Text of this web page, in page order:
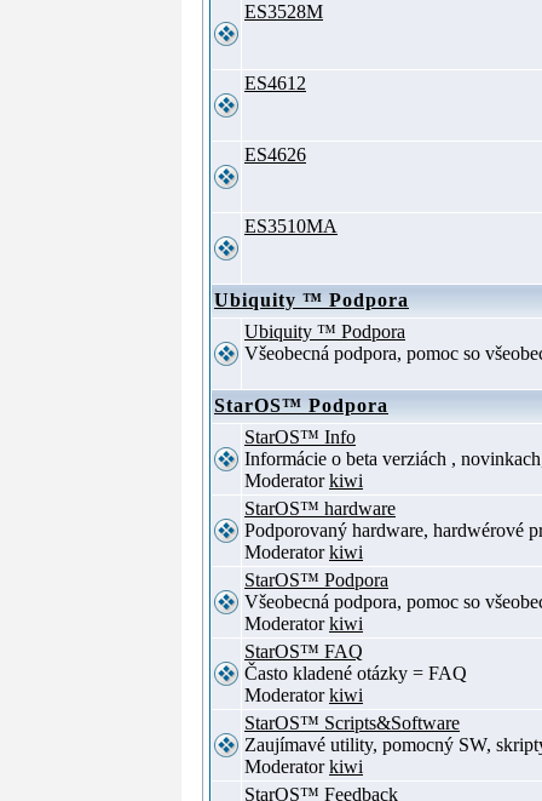
ES3528M
ES4612
ES4626
ES3510MA
Ubiquity ™ Podpora
Ubiquity ™ Podpora
Všeobecná podpora, pomoc so
StarOS™ Podpora
StarOS™ Info
Informácie o beta verziách ,
Moderatorkiwi
StarOS™ hardware
Podporovaný hardware, hardwérové
Moderatorkiwi
StarOS™ Podpora
Všeobecná podpora, pomoc so
Moderatorkiwi
StarOS™ FAQ
Často kladené otázky = FAQ
Moderatorkiwi
StarOS™ Scripts&Software
Zaujímavé utility, pomocný SW,
Moderatorkiwi
StarOS™ Feedback